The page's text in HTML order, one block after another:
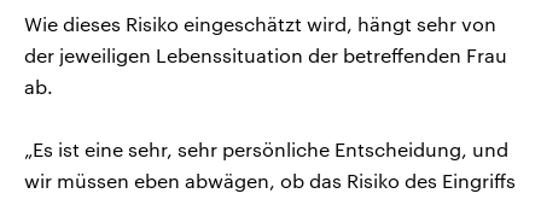
Wie dieses Risiko eingeschätzt wird, hängt sehr von
der jeweiligen Lebenssituation der betreffenden Frau
ab.
„Es ist eine sehr, sehr persönliche Entscheidung, und
wir müssen eben abwägen, ob das Risiko des Eingriffs